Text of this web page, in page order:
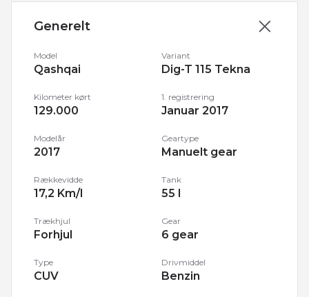
Generelt
Model
Qashqai
Variant
Dig-T 115 Tekna
Kilometer kørt
129.000
1. registrering
Januar 2017
Modelår
2017
Geartype
Manuelt gear
Rækkevidde
17,2 Km/l
Tank
55 l
Trækhjul
Forhjul
Gear
6 gear
Type
CUV
Drivmiddel
Benzin